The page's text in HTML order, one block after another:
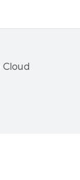
Cloud